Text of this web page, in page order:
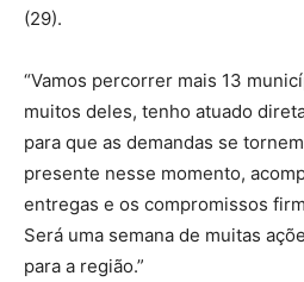
(29).
“Vamos percorrer mais 13
muitos deles, tenho atuado
para que as demandas se
presente nesse momento,
entregas e os compromissos
Será uma semana de muitas
para a região.”